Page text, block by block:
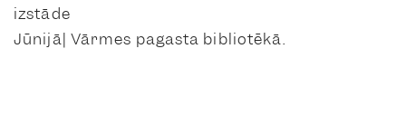
izstāde
Jūnijā| Vārmes pagasta bibliotēkā.